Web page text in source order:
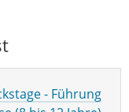
- Führung